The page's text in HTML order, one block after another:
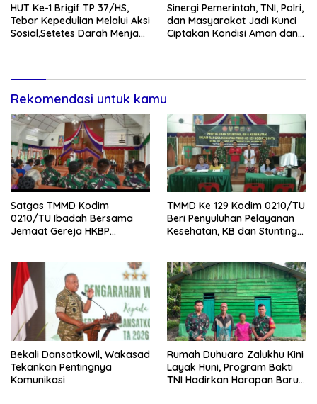
HUT Ke-1 Brigif TP 37/HS,
Tebar Kepedulian Melalui Aksi
Sosial,Setetes Darah Menjadi
Sinergi Pemerintah, TNI, Polri,
dan Masyarakat Jadi Kunci
Ciptakan Kondisi Aman dan
Rekomendasi untuk kamu
Satgas TMMD Kodim
0210/TU Ibadah Bersama
Jemaat Gereja HKBP
TMMD Ke 129 Kodim 0210/TU
Beri Penyuluhan Pelayanan
Kesehatan, KB dan Stunting
Bekali Dansatkowil, Wakasad
Tekankan Pentingnya
Komunikasi
Rumah Duhuaro Zalukhu Kini
Layak Huni, Program Bakti
TNI Hadirkan Harapan Baru